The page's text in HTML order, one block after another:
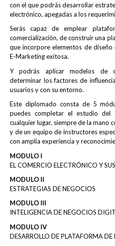
con el que podrás desarrollar
electrónico, apegadas a los
Serás capaz de emplear
comercialización, de construir una
que incorpore elementos de diseño
E-Marketing exitosa.
Y podrás aplicar modelos de
determinar los factores de
usuarios y con su entorno.
Este diplomado consta de 5
puedes completar el estudio
cualquier lugar, siempre de la mano
y de un equipo de instructores
con amplia experiencia y
MODULO I
EL COMERCIO ELECTRÓNICO Y
MODULO II
ESTRATEGIAS DE NEGOCIOS
MODULO III
INTELIGENCIA DE NEGOCIOS
MODULO IV
DESARROLLO DE PLATAFORMA